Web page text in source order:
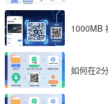
1000MB
如何在2